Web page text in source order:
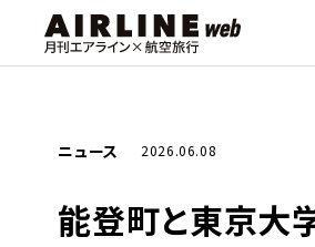
ニュース 2026.06.08
能登町と東京大